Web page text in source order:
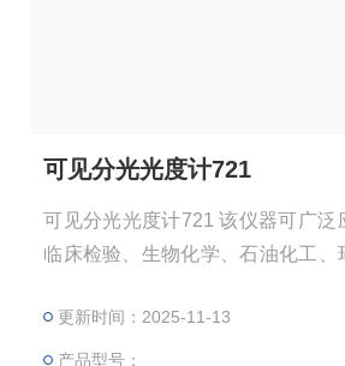
可见分光光度计721
可见分光光度计721 该仪器可广泛
临床检验、生物化学、石油化工、
检测等行业，是理化实验室重用的
更新时间：2025-11-13
产品型号：